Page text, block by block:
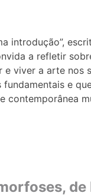
introdução”,
a refletir
viver a arte nos
e
contemporânea
de